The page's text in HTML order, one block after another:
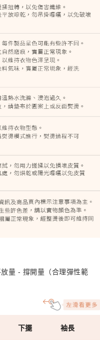
量 - 撐開量（合理彈性範
下擺 袖長